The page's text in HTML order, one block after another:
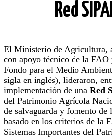
Red
El Ministerio de Agricultura,
con apoyo técnico de la
Fondo para el Medio
sigla en inglés), lideraron,
implementación de una Red
del Patrimonio Agrícola
de salvaguarda y fomento
basado en los criterios de la
Sistemas Importantes del